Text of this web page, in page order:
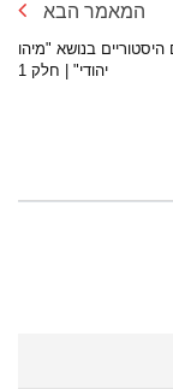
המאמר הבא
היסטוריים בנושא "מיהו
יהודי" | חלק 1